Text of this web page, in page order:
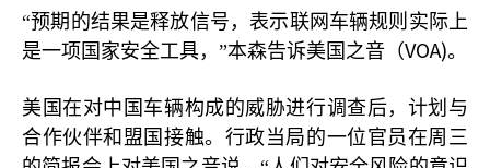
“预期的结果是释放信号，表示联网车辆规则实际上
是一项国家安全工具，”本森告诉美国之音（VOA)。
美国在对中国车辆构成的威胁进行调查后，计划与
合作伙伴和盟国接触。行政当局的一位官员在周三